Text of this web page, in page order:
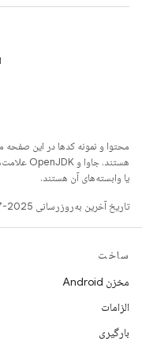
محتوا و نمونه کدها در این
یا وابسته‌های آن هستند.
تاریخ آخرین به‌روزرسانی 2025-07-29 به‌وقت ساعت هماهنگ جهانی.
ساخت
مخزن Android
الزامات
بارگیری